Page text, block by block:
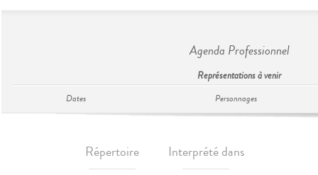
Agenda Professionnel
Représentations à venir
Dates Personnages
Répertoire Interprété dans